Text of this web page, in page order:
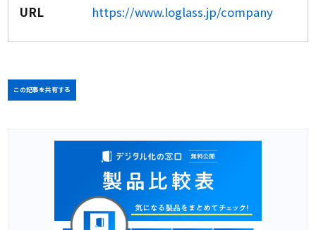
URL
https://www.loglass.jp/company
この記事を共有する